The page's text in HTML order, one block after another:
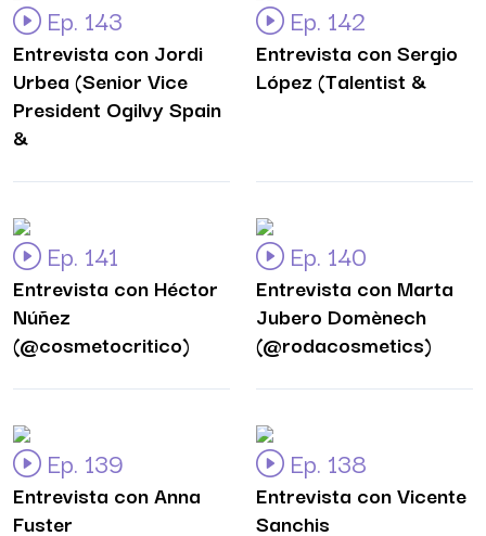
Ep. 143
Entrevista con Jordi
Urbea (Senior Vice
President Ogilvy Spain
&
Ep. 142
Entrevista con Sergio
López (Talentist &
Ep. 141
Entrevista con Héctor
Núñez
(@cosmetocritico)
Ep. 140
Entrevista con Marta
Jubero Domènech
(@rodacosmetics)
Ep. 139
Entrevista con Anna
Fuster
Ep. 138
Entrevista con Vicente
Sanchis